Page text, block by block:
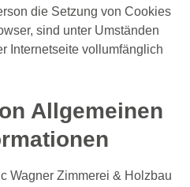
die Setzung von Cookies
sind unter Umständen
Internetseite vollumfänglich
Allgemeinen
Wagner Zimmerei & Holzbau